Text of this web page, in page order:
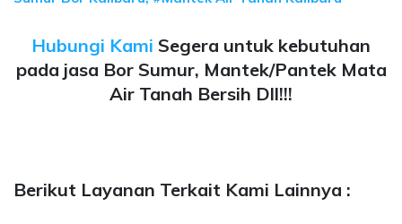
Hubungi Kami Segera untuk kebutuhan
pada jasa Bor Sumur, Mantek/Pantek Mata
Air Tanah Bersih Dll!!!
Berikut Layanan Terkait Kami Lainnya :